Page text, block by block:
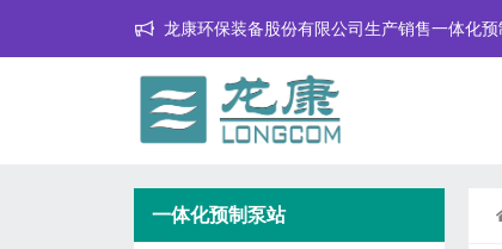
龙康环保装备股份有限公司生产销售一体化
一体化预制泵站